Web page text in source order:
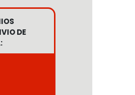
DE